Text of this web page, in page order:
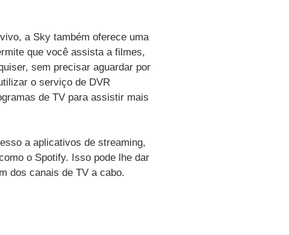
a Sky também oferece uma
que você assista a filmes,
sem precisar aguardar por
o serviço de DVR
de TV para assistir mais
a aplicativos de streaming,
o Spotify. Isso pode lhe dar
dos canais de TV a cabo.